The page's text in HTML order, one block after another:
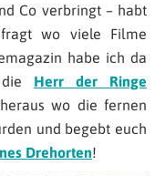
Co verbringt – habt
wo viele Filme
habe ich da
Herr der Ringe
wo die fernen
und begebt euch
Drehorten!